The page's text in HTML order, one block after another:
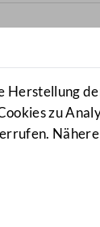
Herstellung
zu